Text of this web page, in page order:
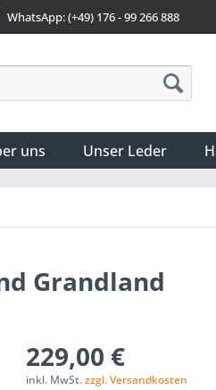
WhatsApp: (+49) 176 - 99 266 888
uns Unser Leder
Grandland
229,00 €
inkl. MwSt.zzgl. Versandkosten